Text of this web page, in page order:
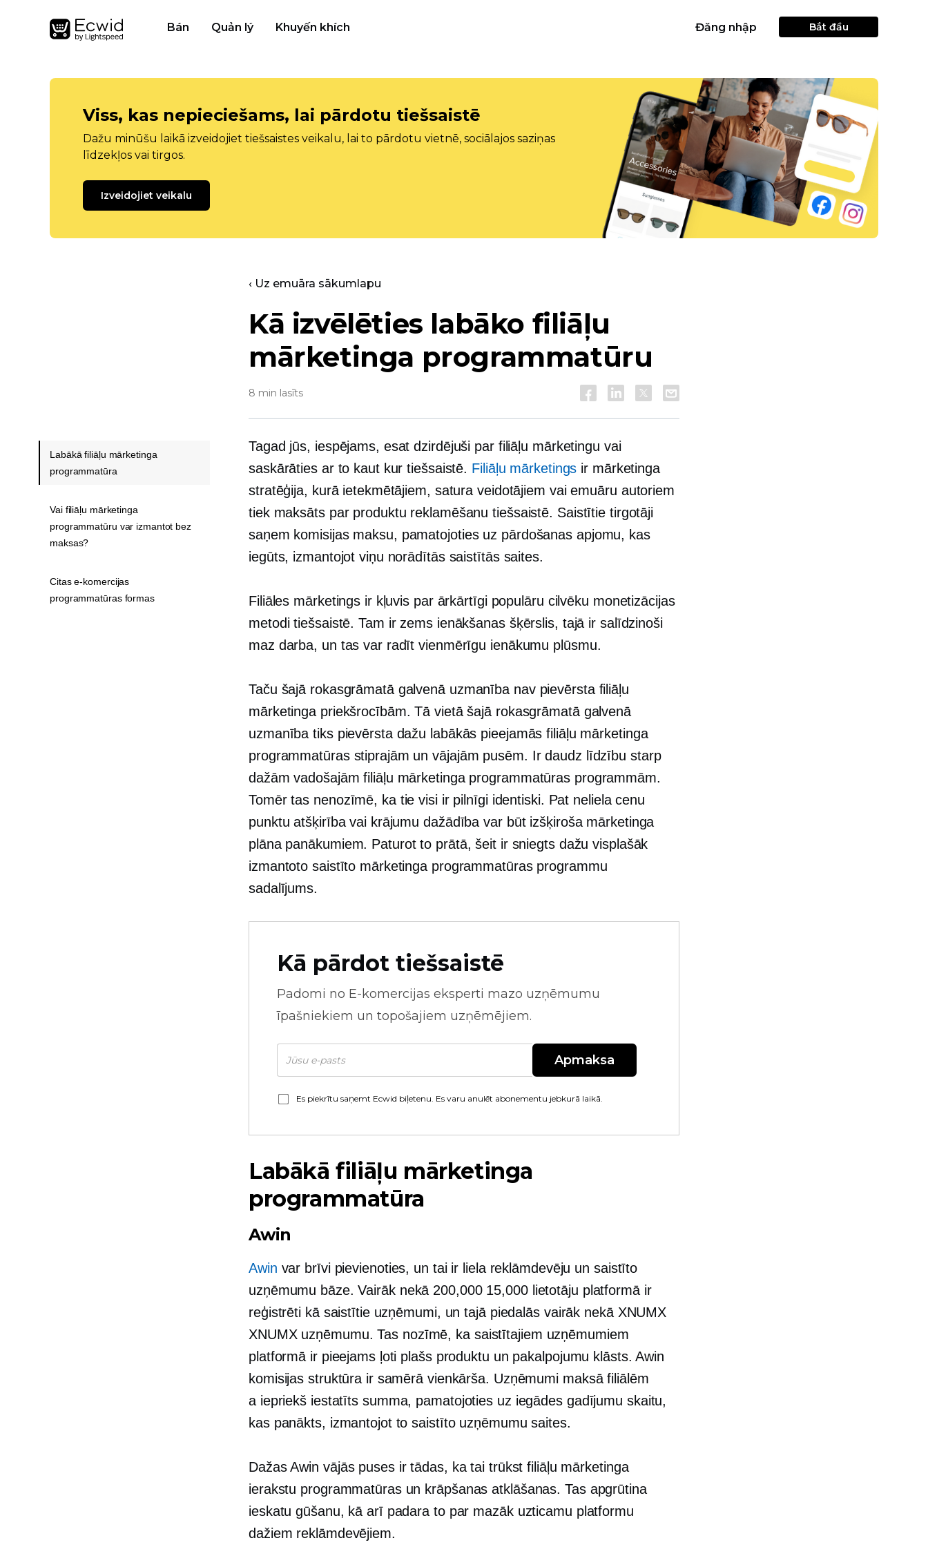
Bán Quản lý Khuyến khích Đăng nhập Bắt đầu
Viss, kas nepieciešams, lai pārdotu tiešsaistē
Dažu minūšu laikā izveidojiet tiešsaistes veikalu, lai to pārdotu vietnē, sociālajos saziņas
līdzekļos vai tirgos.
Izveidojiet veikalu
‹ Uz emuāra sākumlapu
Kā izvēlēties labāko filiāļu
mārketinga programmatūru
8 min lasīts
Tagad jūs, iespējams, esat dzirdējuši par filiāļu mārketingu vai
saskārāties ar to kaut kur tiešsaistē. Filiāļu mārketings ir mārketinga
stratēģija, kurā ietekmētājiem, satura veidotājiem vai emuāru autoriem
tiek maksāts par produktu reklamēšanu tiešsaistē. Saistītie tirgotāji
saņem komisijas maksu, pamatojoties uz pārdošanas apjomu, kas
iegūts, izmantojot viņu norādītās saistītās saites.
Filiāles mārketings ir kļuvis par ārkārtīgi populāru cilvēku monetizācijas
metodi tiešsaistē. Tam ir zems ienākšanas šķērslis, tajā ir salīdzinoši
maz darba, un tas var radīt vienmērīgu ienākumu plūsmu.
Taču šajā rokasgrāmatā galvenā uzmanība nav pievērsta filiāļu
mārketinga priekšrocībām. Tā vietā šajā rokasgrāmatā galvenā
uzmanība tiks pievērsta dažu labākās pieejamās filiāļu mārketinga
programmatūras stiprajām un vājajām pusēm. Ir daudz līdzību starp
dažām vadošajām filiāļu mārketinga programmatūras programmām.
Tomēr tas nenozīmē, ka tie visi ir pilnīgi identiski. Pat neliela cenu
punktu atšķirība vai krājumu dažādība var būt izšķiroša mārketinga
plāna panākumiem. Paturot to prātā, šeit ir sniegts dažu visplašāk
izmantoto saistīto mārketinga programmatūras programmu
sadalījums.
Kā pārdot tiešsaistē
Padomi no E-komercijas eksperti mazo uzņēmumu
īpašniekiem un topošajiem uzņēmējiem.
Apmaksa
Es piekrītu saņemt Ecwid biļetenu. Es varu anulēt abonementu jebkurā laikā.
Labākā filiāļu mārketinga
programmatūra
Awin
Awin var brīvi pievienoties, un tai ir liela reklāmdevēju un saistīto
uzņēmumu bāze. Vairāk nekā 200,000 15,000 lietotāju platformā ir
reģistrēti kā saistītie uzņēmumi, un tajā piedalās vairāk nekā XNUMX
XNUMX uzņēmumu. Tas nozīmē, ka saistītajiem uzņēmumiem
platformā ir pieejams ļoti plašs produktu un pakalpojumu klāsts. Awin
komisijas struktūra ir samērā vienkārša. Uzņēmumi maksā filiālēm
a iepriekš iestatīts summa, pamatojoties uz iegādes gadījumu skaitu,
kas panākts, izmantojot to saistīto uzņēmumu saites.
Dažas Awin vājās puses ir tādas, ka tai trūkst filiāļu mārketinga
ierakstu programmatūras un krāpšanas atklāšanas. Tas apgrūtina
ieskatu gūšanu, kā arī padara to par mazāk uzticamu platformu
dažiem reklāmdevējiem.
Labākā filiāļu mārketinga
programmatūra
Vai filiāļu mārketinga
programmatūru var izmantot bez
maksas?
Citas e-komercijas
programmatūras formas